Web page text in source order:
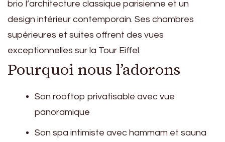
brio l’architecture classique parisienne et un
design intérieur contemporain. Ses chambres
supérieures et suites offrent des vues
exceptionnelles sur la Tour Eiffel.
Pourquoi nous l’adorons
Son rooftop privatisable avec vue
panoramique
Son spa intimiste avec hammam et sauna